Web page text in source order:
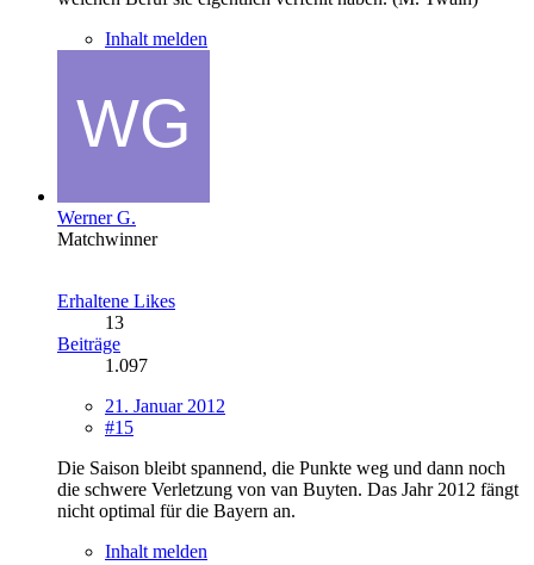
Inhalt melden
Werner G.
Matchwinner
Erhaltene Likes
13
Beiträge
1.097
21. Januar 2012
#15
Die Saison bleibt spannend, die Punkte weg und dann noch
die schwere Verletzung von van Buyten. Das Jahr 2012 fängt
nicht optimal für die Bayern an.
Inhalt melden